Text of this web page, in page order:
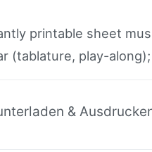
printable sheet
(tablature, play-
&